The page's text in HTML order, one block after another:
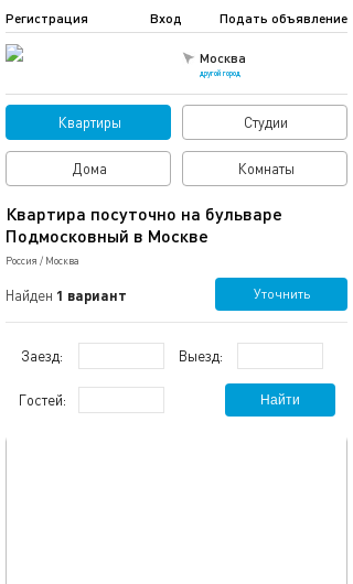
Москва
другой город
Подать объявление
Регистрация Вход
Квартиры Студии
Дома Комнаты
Квартира посуточно на бульваре
Подмосковный в Москве
Россия / Москва
Найден 1 вариант Уточнить
Заезд: Выезд:
Гостей: Найти